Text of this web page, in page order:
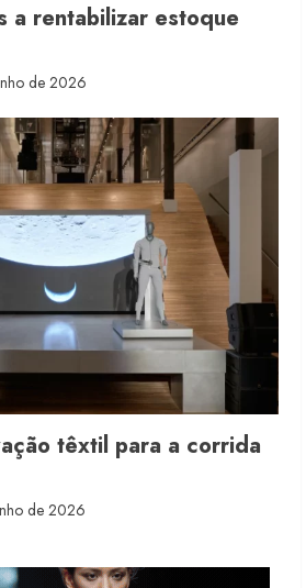
a rentabilizar estoque
de 2026
têxtil para a corrida
de 2026
vende US$63,7 bilhões em
licenciados
6 de agosto de 2026
Caixeta assume Movimento
em 2026